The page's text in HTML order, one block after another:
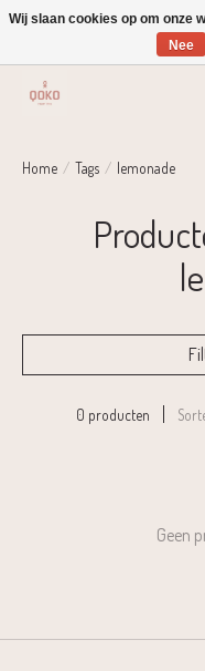
Verzending 1-2 dagen | Gratis
Home / Tags / lemonade
0 producten
Geen
Wij slaan cookies op om onze
Nee